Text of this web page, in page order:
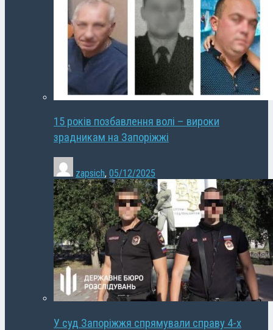
15 років позбавлення волі – вироки
зрадникам на Запоріжжі
zapsich, 05/12/2025
У суд Запоріжжя спрямували справу 4-х